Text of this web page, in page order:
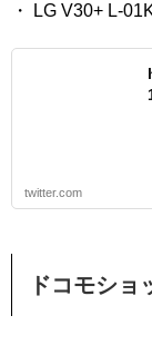
・ LG V30+ L-
twitter.com
ドコモショ